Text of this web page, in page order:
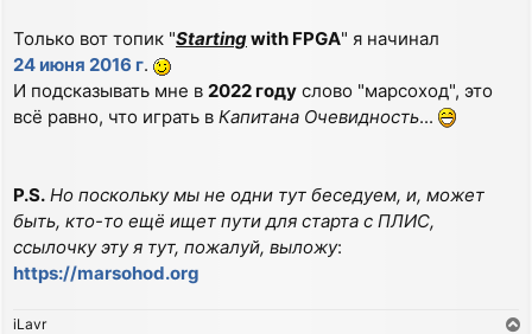
Только вот топик "Startingwith FPGA" я начинал
24 июня 2016 г.
И подсказывать мне в 2022 году слово "марсоход", это
всё равно, что играть в Капитана Очевидность...
P.S. Но поскольку мы не одни тут беседуем, и, может
быть, кто-то ещё ищет пути для старта с ПЛИС,
ссылочку эту я тут, пожалуй, выложу:
https://marsohod.org
iLavr